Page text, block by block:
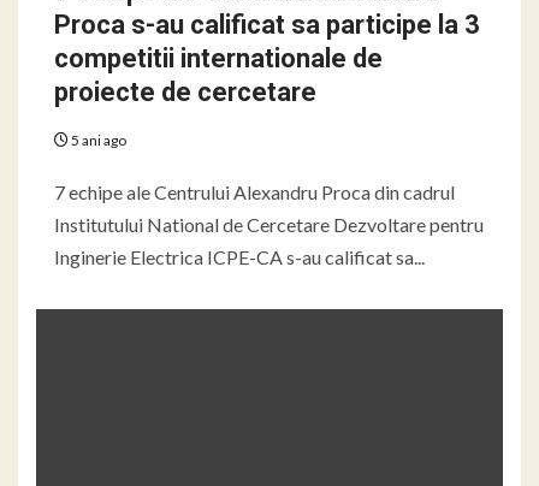
Proca s-au calificat sa participe la 3
competitii internationale de
proiecte de cercetare
5 ani ago
7 echipe ale Centrului Alexandru Proca din cadrul
Institutului National de Cercetare Dezvoltare pentru
Inginerie Electrica ICPE-CA s-au calificat sa...